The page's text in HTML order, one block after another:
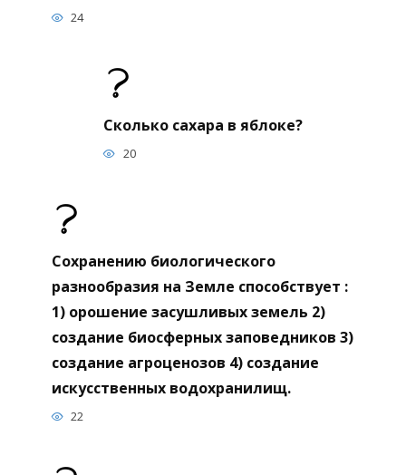
24
Сколько сахара в яблоке?
20
Сохранению биологического
разнообразия на Земле способствует :
1) орошение засушливых земель 2)
создание биосферных заповедников 3)
создание агроценозов 4) создание
искусственных водохранилищ.
22